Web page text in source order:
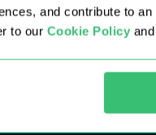
and contribute to
to our Cookie Policy and